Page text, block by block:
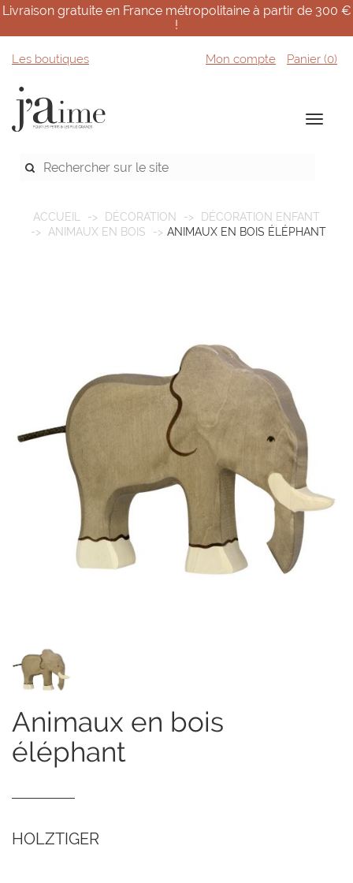
Livraison gratuite en France métropolitaine à partir de 300 €
!
Les boutiques Mon compte Panier (0)
ACCUEIL DÉCORATION
DÉCORATION ENFANT
ANIMAUX EN BOIS
ANIMAUX EN BOIS ÉLÉPHANT
animaux en bois
éléphant
HOLZTIGER